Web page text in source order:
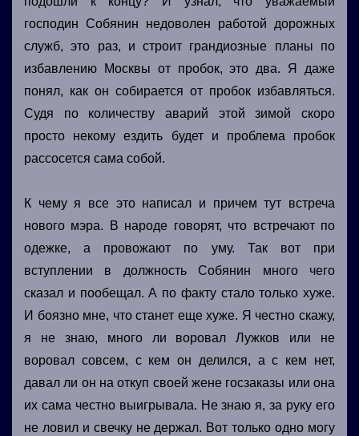
господин Собянин недоволен работой дорожных
служб, это раз, и строит грандиозные планы по
избавлению Москвы от пробок, это два. Я даже
понял, как он собирается от пробок избавляться.
Судя по количеству аварий этой зимой скоро
просто некому ездить будет и проблема пробок
рассосется сама собой.
К чему я все это написал и причем тут встреча
нового мэра. В народе говорят, что встречают по
одежке, а провожают по уму. Так вот при
вступлении в должность Собянин много чего
сказал и пообещал. А по факту стало только хуже.
И боязно мне, что станет еще хуже. Я честно скажу,
я не знаю, много ли воровал Лужков или не
воровал совсем, с кем он делился, а с кем нет,
давал ли он на откуп своей жене госзаказы или она
их сама честно выигрывала. Не знаю я, за руку его
не ловил и свечку не держал. Вот только одно могу